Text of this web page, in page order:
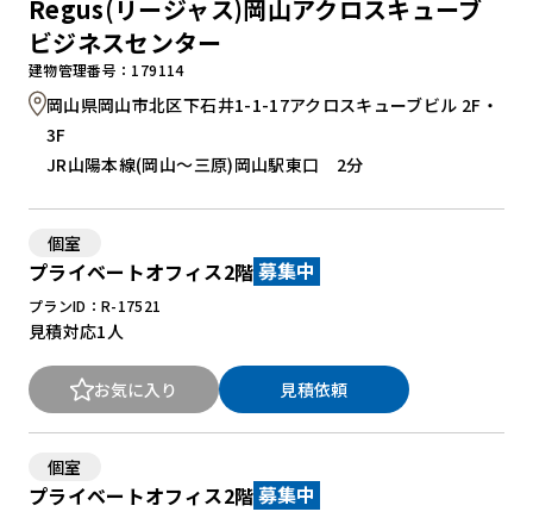
Regus(リージャス)岡山アクロスキューブ
ビジネスセンター
建物管理番号：179114
岡山県岡山市北区下石井1-1-17アクロスキューブビル 2F・
3F
JR山陽本線(岡山～三原)岡山駅東口 2分
個室
プライベートオフィス2階 募集中
プランID：R-17521
見積対応1人
お気に入り 見積依頼
個室
プライベートオフィス2階 募集中